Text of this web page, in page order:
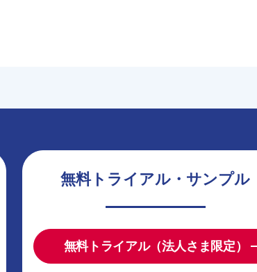
無料トライアル・サンプル
無料トライアル（法人さま限定）